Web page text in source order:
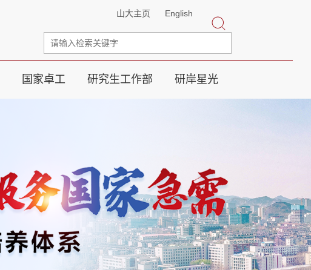
山大主页 English
国家卓工 研究生工作部 研岸星光